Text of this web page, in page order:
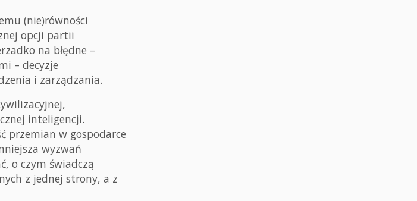
(nie)równości
opcji partii
na błędne –
– decyzje
i zarządzania.
inteligencji.
przemian w gospodarce
wyzwań
o czym świadczą
z jednej strony, a z